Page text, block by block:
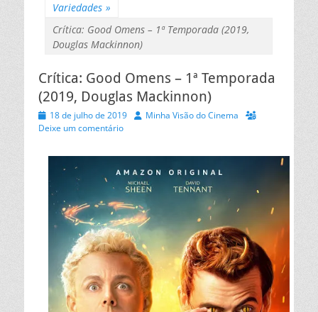
Variedades »
Crítica: Good Omens – 1ª Temporada (2019,
Douglas Mackinnon)
Crítica: Good Omens – 1ª Temporada
(2019, Douglas Mackinnon)
Posted
on
18 de julho de 2019 AutorMinha Visão do Cinema
Deixe um comentário